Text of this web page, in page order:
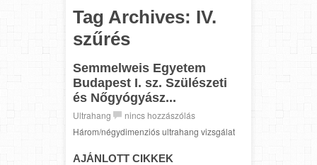
Tag Archives: IV.
szűrés
Semmelweis Egyetem
Budapest I. sz. Szülészeti
és Nőgyógyász...
Ultrahang
nincs hozzászólás
Három/négydimenziós ultrahang vizsgálat
AJÁNLOTT CIKKEK